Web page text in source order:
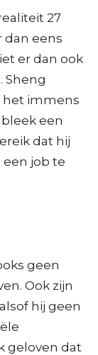
27
dan eens
er dan ook
Sheng
het immens
een
dat hij
een job te
geen
Ook zijn
hij geen
geloven dat